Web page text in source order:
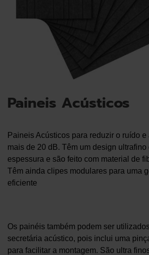
Paineis Acústicos
Paineis Acústicos para reduzir o ruído
mais de 20 dB. Têm um design ultrafino
espessura e são feito com material de
Têm ainda clipes modulares para uma
eficiente
Os painéis também podem ser
secretária acústico, pois inclui uma
para facilitar a montagem. São ultra